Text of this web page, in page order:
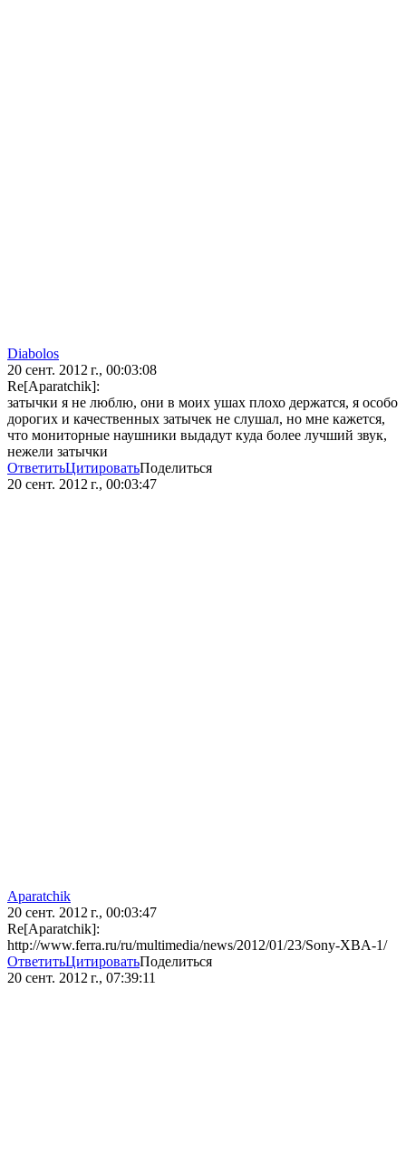
Diabolos
20 сент. 2012 г., 00:03:08
Re[Aparatchik]:
затычки я не люблю, они в моих ушах плохо держатся, я особо
дорогих и качественных затычек не слушал, но мне кажется,
что мониторные наушники выдадут куда более лучший звук,
нежели затычки
ОтветитьЦитироватьПоделиться
20 сент. 2012 г., 00:03:47
Aparatchik
20 сент. 2012 г., 00:03:47
Re[Aparatchik]:
http://www.ferra.ru/ru/multimedia/news/2012/01/23/Sony-XBA-1/
ОтветитьЦитироватьПоделиться
20 сент. 2012 г., 07:39:11